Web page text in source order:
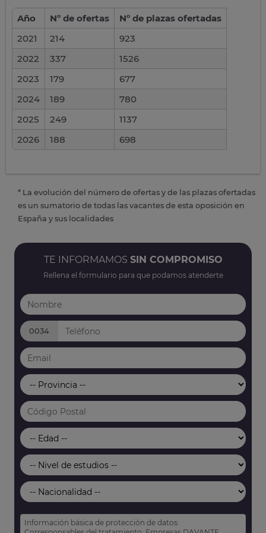
Año Nº de ofertas
Nº de plazas ofertadas
2021
214
923
2022
337
1526
2023
179
677
2024
189
780
2025
249
1137
2026
188 698
* La evolución del número de ofertas y de las plazas ofertadas
es un sumatorio de todas las vacantes de esta oposición en
España y sus localidades
TE INFORMAMOS SIN COMPROMISO
Rellena el formulario para que podamos atenderte
0034
Información básica de protección de datos: